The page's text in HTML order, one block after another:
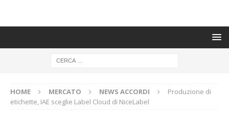
HOME MERCATO NEWS ACCORDI
Produzione di
etichette, IAE sceglie Label Cloud di NiceLabel